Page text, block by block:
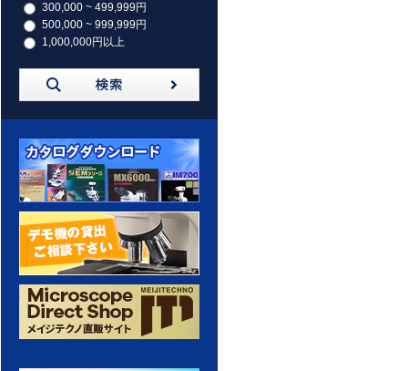
300,000 ~ 499,999円
500,000 ~ 999,999円
1,000,000円以上
カタログダウンロード
デモ機の貸出 ご相談ください